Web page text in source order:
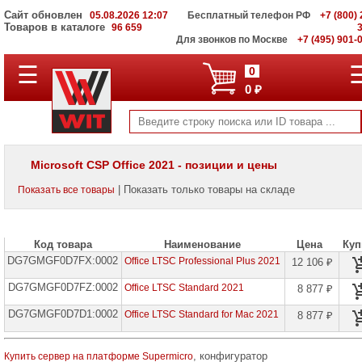
Сайт обновлен 05.08.2026 12:07
Товаров в каталоге 96 659
Бесплатный телефон РФ
+7 (800)
Для звонков по Москве
+7 (495) 901-
ПОЛНЫЙ
КАТАЛОГ
Корпоративные
серверы
WIT
Системы
данных
Мониторы
LCD
и
для
☰ 0
0 ₽
Microsoft CSP Office 2021 - позиции и цены
Показать все товары | Показать только товары на складе
Код товара Наименование Цена
DG7GMGF0D7FX:0002 Office LTSC Professional Plus 2021 12 106 ₽
DG7GMGF0D7FZ:0002 Office LTSC Standard 2021 8 877 ₽
DG7GMGF0D7D1:0002 Office LTSC Standard for Mac 2021 8 877 ₽
Купить сервер на платформе Supermicro, конфигуратор